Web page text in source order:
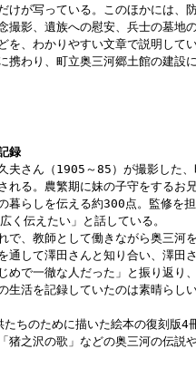
けが写っている。このほかには、
撮影、遺族への慰安、兵士の墓地
、わかりやすい文章で説明してい
わり、町立奥三河郷土館の建設に
録
夫さん（1905～85）が撮影した
る。農繁期に妹の子守をするお
暮らしを伝える約300点。監修を
く伝えたい」と話している。
、教師として働きながら奥三河
して澤田さんと知り合い、澤田
めで一徹な人だった」と振り返り
活を記録していたのは素晴らし
ちのために描いた絵本の復刻版4
猪之沢の歌」などの奥三河の伝説